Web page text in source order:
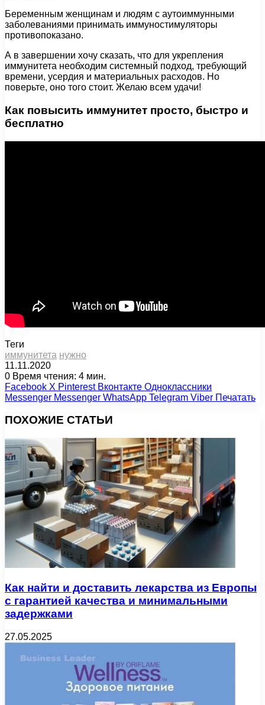
Беременным женщинам и людям с аутоиммунными
заболеваниями принимать иммуностимуляторы
противопоказано.
А в завершении хочу сказать, что для укрепления
иммунитета необходим системный подход, требующий
времени, усердия и материальных расходов. Но
поверьте, оно того стоит. Желаю всем удачи!
Как повысить иммунитет просто, быстро и
бесплатно
Теги
иммунитета нужно
11.11.2020
0 Время чтения: 4 мин.
Facebook X Pinterest Вконтакте Одноклассники
Messenger Messenger WhatsApp Telegram Viber Печатать
ПОХОЖИЕ СТАТЬИ
Как найти и доставить лекарства из Европы
с гарантией качества и минимальными
задержками
27.05.2025